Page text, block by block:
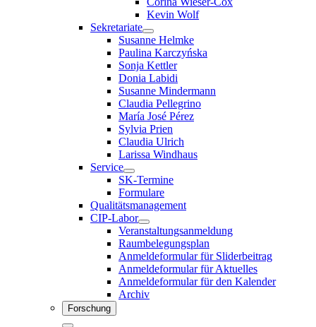
Kevin Wolf
Sekretariate
Susanne Helmke
Paulina Karczyńska
Sonja Kettler
Donia Labidi
Susanne Mindermann
Claudia Pellegrino
María José Pérez
Sylvia Prien
Claudia Ulrich
Larissa Windhaus
Service
SK-Termine
Formulare
Qualitätsmanagement
CIP-Labor
Veranstaltungsanmeldung
Raumbelegungsplan
Anmeldeformular für Sliderbeitrag
Anmeldeformular für Aktuelles
Anmeldeformular für den Kalender
Archiv
Forschung